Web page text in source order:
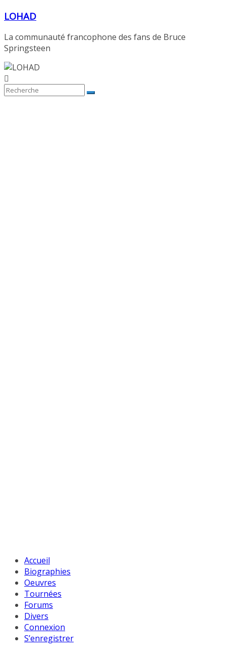
Passer
contenu
LOHAD
La communauté francophone des fans de Bruce
Springsteen
Accueil
Biographies
Oeuvres
Tournées
Forums
Divers
Connexion
S’enregistrer